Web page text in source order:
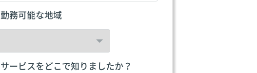
勤務可能な地域
サービスをどこで知りましたか？